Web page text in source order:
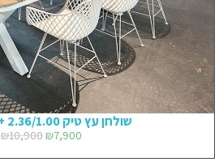
שולחן עץ טיק 2.36/1.00 + 8 כסאות
₪10,900 ₪7,900